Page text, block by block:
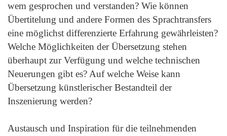
wem gesprochen und verstanden? Wie können
Übertitelung und andere Formen des Sprachtransfers
eine möglichst differenzierte Erfahrung gewährleisten?
Welche Möglichkeiten der Übersetzung stehen
überhaupt zur Verfügung und welche technischen
Neuerungen gibt es? Auf welche Weise kann
Übersetzung künstlerischer Bestandteil der
Inszenierung werden?
Austausch und Inspiration für die teilnehmenden